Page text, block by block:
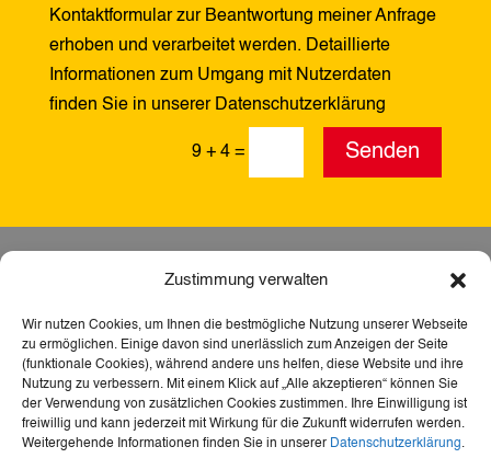
Zustimmung verwalten
Wir nutzen Cookies, um Ihnen die bestmögliche Nutzung unserer Webseite
zu ermöglichen. Einige davon sind unerlässlich zum Anzeigen der Seite
(funktionale Cookies), während andere uns helfen, diese Website und ihre
Nutzung zu verbessern. Mit einem Klick auf „Alle akzeptieren“ können Sie
der Verwendung von zusätzlichen Cookies zustimmen. Ihre Einwilligung ist
freiwillig und kann jederzeit mit Wirkung für die Zukunft widerrufen werden.
Weitergehende Informationen finden Sie in unserer Datenschutzerklärung.
Kontaktformular zur Beantwortung meiner Anfrage
erhoben und verarbeitet werden. Detaillierte
Informationen zum Umgang mit Nutzerdaten
finden Sie in unserer Datenschutzerklärung
9 + 4 = Senden